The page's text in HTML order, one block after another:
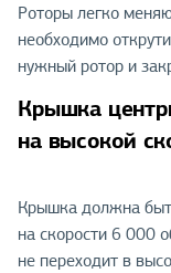
Роторы легко
необходимо
нужный ротор и
Крышка
на высокой
Крышка должна
на скорости 6 000
не переходит в